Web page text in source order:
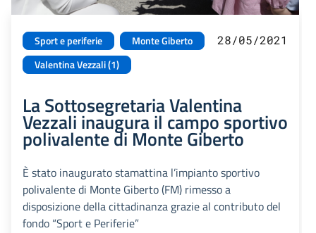
Sport e periferie
Monte Giberto
Valentina Vezzali (1)
28/05/2021
La Sottosegretaria Valentina
Vezzali inaugura il campo sportivo
polivalente di Monte Giberto
È stato inaugurato stamattina l’impianto sportivo
polivalente di Monte Giberto (FM) rimesso a
disposizione della cittadinanza grazie al contributo del
fondo “Sport e Periferie”